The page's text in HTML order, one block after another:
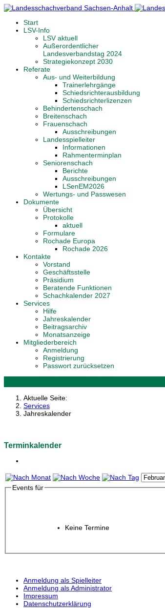
Start
LSV-Info
LSV aktuell
Außerordentlicher
Landesverbandstag 2024
Strategiekonzept 2030
Referate
Aus- und Weiterbildung
Trainerlehrgänge
Schiedsrichterausbildung
Schiedsrichterlizenzen
Behindertenschach
Breitenschach
Frauenschach
Ausschreibungen
Landesspielleiter
Informationen
Rahmenterminplan
Seniorenschach
Berichte
Ausschreibungen
LSenEM2026
Wertungs- und Passwesen
Dokumente
Übersicht
Protokolle
aktuell
Formulare
Rochade Europa
Rochade 2026
Kontakte
Vorstand
Geschäftsstelle
Präsidium
Beratende Funktionen
Schachkalender 2027
Services
Hilfe
Jahreskalender
Beitragsarchiv
Monatsanzeige
Mitgliederbereich
Anmeldung
Registrierung
Passwort zurücksetzen
Aktuelle Seite:
Services
Jahreskalender
Terminkalender
Events für
Keine Termine
Anmeldung als Spielleiter
Anmeldung als Administrator
Impressum
Datenschutzerklärung